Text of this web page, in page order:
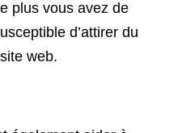
plus vous avez de
d’attirer du
web.